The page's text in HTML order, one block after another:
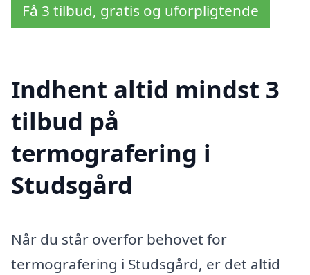
Få 3 tilbud, gratis og uforpligtende
Indhent altid mindst 3
tilbud på
termografering i
Studsgård
Når du står overfor behovet for
termografering i Studsgård, er det altid